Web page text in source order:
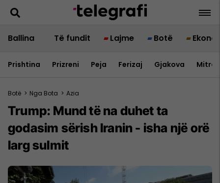
Ballina Të fundit Lajme Botë
Prishtina Prizreni Peja Ferizaj Gjakova
Botë > Nga Bota > Azia
Trump: Mund të na duhet ta
godasim sërish Iranin - isha një orë
larg sulmit